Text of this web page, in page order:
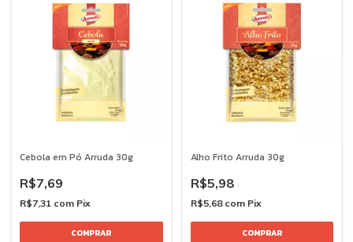
Cebola em Pó Arruda 30g
R$7,69
R$7,31 com Pix
Alho Frito Arruda 30g
R$5,98
R$5,68 com Pix